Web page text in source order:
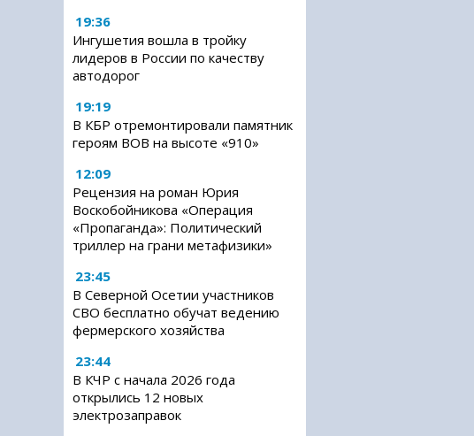
19:36
Ингушетия вошла в тройку
лидеров в России по качеству
автодорог
19:19
В КБР отремонтировали памятник
героям ВОВ на высоте «910»
12:09
Рецензия на роман Юрия
Воскобойникова «Операция
«Пропаганда»: Политический
триллер на грани метафизики»
23:45
В Северной Осетии участников
СВО бесплатно обучат ведению
фермерского хозяйства
23:44
В КЧР с начала 2026 года
открылись 12 новых
электрозаправок